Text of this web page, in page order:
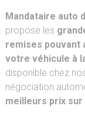
Mandataire auto
propose les
remises pouvant
votre véhicule à
disponible chez
négociation
meilleurs prix